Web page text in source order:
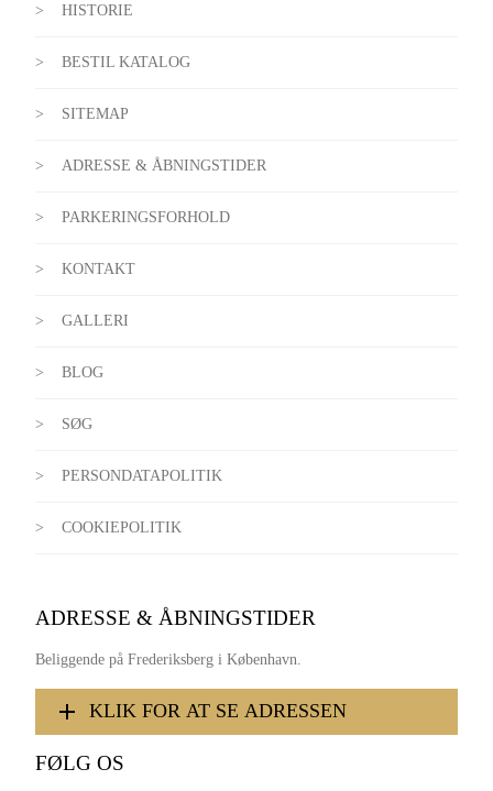
HISTORIE
BESTIL KATALOG
SITEMAP
ADRESSE & ÅBNINGSTIDER
PARKERINGSFORHOLD
KONTAKT
GALLERI
BLOG
SØG
PERSONDATAPOLITIK
COOKIEPOLITIK
ADRESSE & ÅBNINGSTIDER
Beliggende på Frederiksberg i København.
KLIK FOR AT SE ADRESSEN
FØLG OS